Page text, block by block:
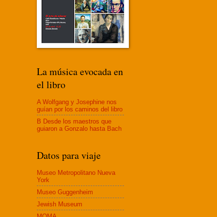
La música evocada en
el libro
A Wolfgang y Josephine nos
guían por los caminos del libro
B Desde los maestros que
guiaron a Gonzalo hasta Bach
Datos para viaje
Museo Metropolitano Nueva
York
Museo Guggenheim
Jewish Museum